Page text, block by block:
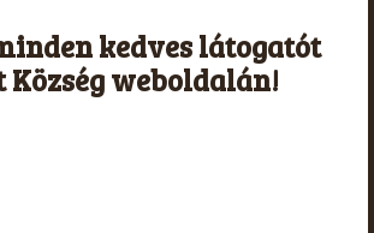
kedves látogatót
Község weboldalán!